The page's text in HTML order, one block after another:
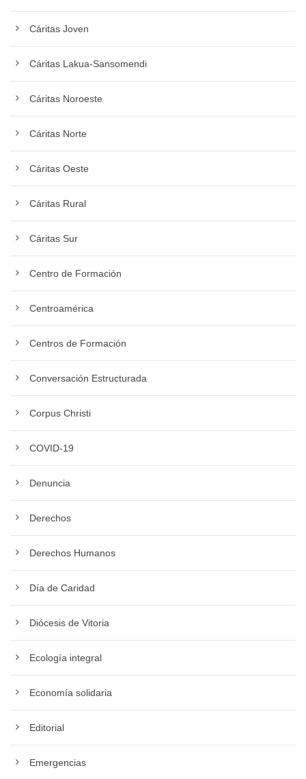
Cáritas Joven
Cáritas Lakua-Sansomendi
Cáritas Noroeste
Cáritas Norte
Cáritas Oeste
Cáritas Rural
Cáritas Sur
Centro de Formación
Centroamérica
Centros de Formación
Conversación Estructurada
Corpus Christi
COVID-19
Denuncia
Derechos
Derechos Humanos
Día de Caridad
Diócesis de Vitoria
Ecología integral
Economía solidaria
Editorial
Emergencias